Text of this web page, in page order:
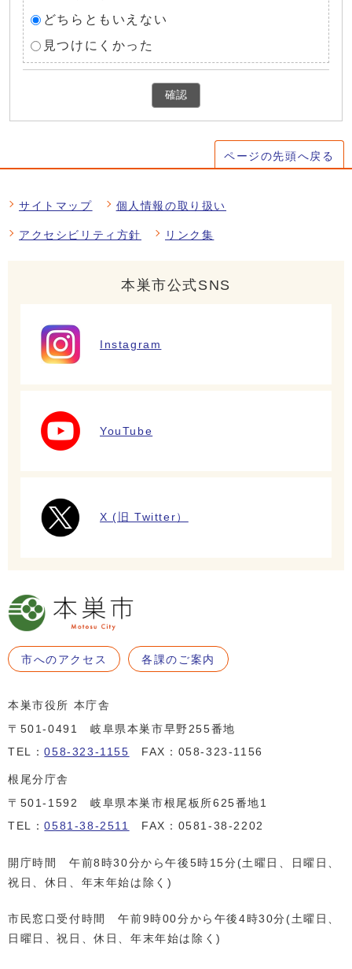
どちらともいえない
見つけにくかった
確認
ページの先頭へ戻る
サイトマップ 個人情報の取り扱い
アクセシビリティ方針 リンク集
本巣市公式SNS
Instagram
YouTube
X (旧 Twitter）
市へのアクセス 各課のご案内
本巣市役所 本庁舎
〒501-0491 岐阜県本巣市早野255番地
TEL：058-323-1155 FAX：058-323-1156
根尾分庁舎
〒501-1592 岐阜県本巣市根尾板所625番地1
TEL：0581-38-2511 FAX：0581-38-2202
開庁時間 午前8時30分から午後5時15分(土曜日、日曜日、
祝日、休日、年末年始は除く)
市民窓口受付時間 午前9時00分から午後4時30分(土曜日、
日曜日、祝日、休日、年末年始は除く)